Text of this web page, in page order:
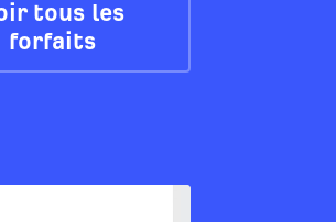
tous les
forfaits